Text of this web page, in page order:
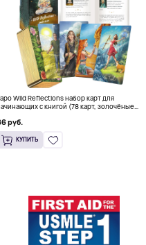
Wild Reflections набор карт для
с книгой (78 карт, золочёные
руб.
КУПИТЬ